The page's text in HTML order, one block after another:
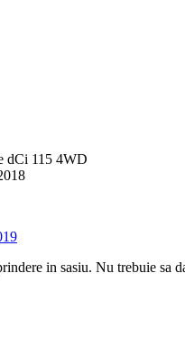
dCi 115 4WD
in sasiu. Nu trebuie sa